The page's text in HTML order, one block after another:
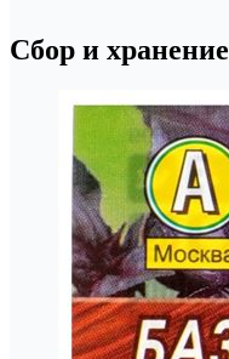
Сбор и хранение